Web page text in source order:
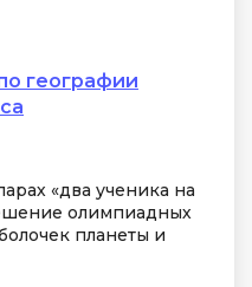
географии
«два ученика на
олимпиадных
планеты и